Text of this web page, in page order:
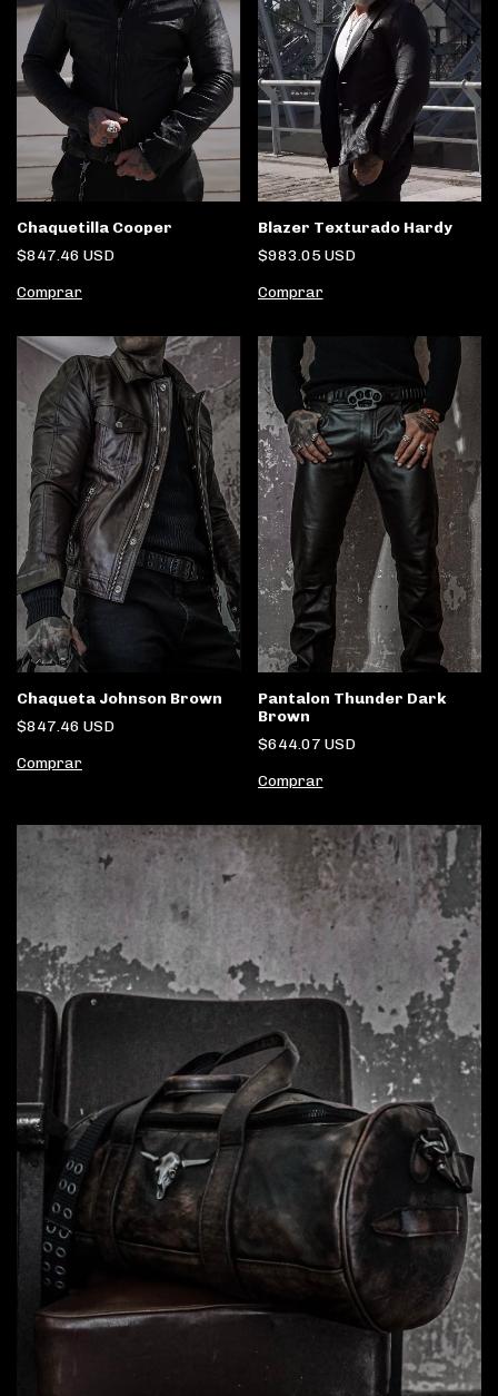
Chaquetilla Cooper
$847.46 USD
Comprar
Blazer Texturado Hardy
$983.05 USD
Comprar
Chaqueta Johnson Brown
$847.46 USD
Comprar
Pantalon Thunder Dark
Brown
$644.07 USD
Comprar